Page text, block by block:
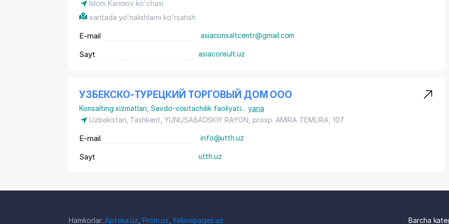
Islom Karimov ko'chasi
xaritada yo'nalishlarni ko'rsatish
E-mail asiaconsaltcentr@gmail.com
Sayt asiaconsult.uz
УЗБЕКСКО-ТУРЕЦКИЙ ТОРГОВЫЙ ДОМ ООО
Konsalting xizmatlari Savdo-vositachilik faoliyati... yana
Uzbekistan, Tashkent, YUNUSABADSKIY RAYON prosp. AMIRA TEMURA , 107
E-mail info@utth.uz
Sayt utth.uz
Hamkorlar: Apteka.uz Prom.uz ,Yellowpages.uz Barcha